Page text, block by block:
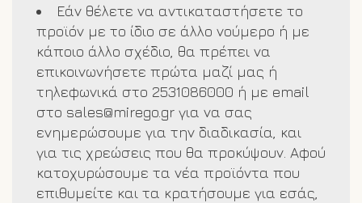
Εάν θέλετε να αντικαταστήσετε το
προϊόν με το ίδιο σε άλλο νούμερο ή με
κάποιο άλλο σχέδιο, θα πρέπει να
επικοινωνήσετε πρώτα μαζί μας ή
τηλεφωνικά στο 2531086000 ή με email
στο sales@mirego.gr για να σας
ενημερώσουμε για την διαδικασία, και
για τις χρεώσεις που θα προκύψουν. Αφού
κατοχυρώσουμε τα νέα προϊόντα που
επιθυμείτε και τα κρατήσουμε για εσάς,